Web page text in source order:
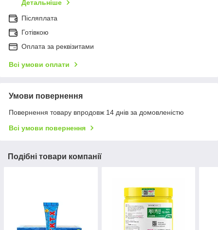
Детальніше
Післяплата
Готівкою
Оплата за реквізитами
Всі умови оплати
Умови повернення
Повернення товару впродовж 14 днів за домовленістю
Всі умови повернення
Подібні товари компанії